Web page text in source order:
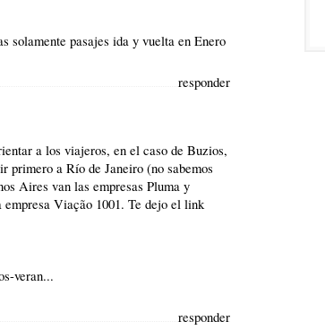
solamente pasajes ida y vuelta en Enero
responder
a los viajeros, en el caso de Buzios,
primero a Río de Janeiro (no sabemos
Aires van las empresas Pluma y
Viação 1001. Te dejo el link
veran...
responder